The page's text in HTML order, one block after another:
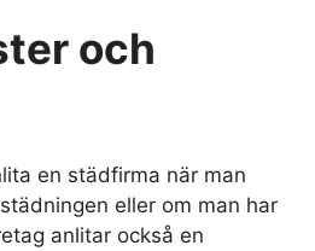
och
en städfirma när man
eller om man har
anlitar också en